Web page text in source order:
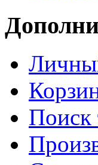
Поиск